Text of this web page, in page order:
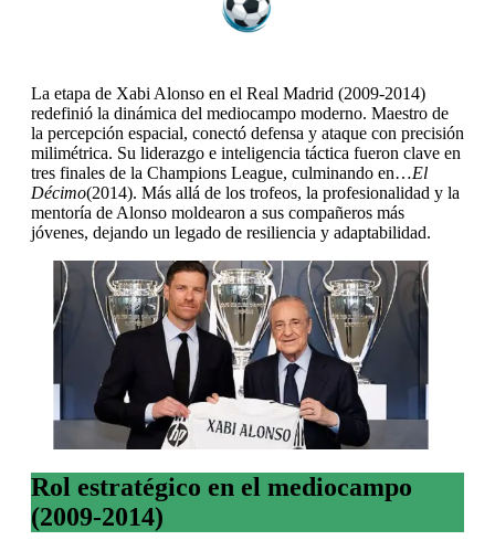
La etapa de Xabi Alonso en el Real Madrid (2009-2014)
redefinió la dinámica del mediocampo moderno. Maestro de
la percepción espacial, conectó defensa y ataque con precisión
milimétrica. Su liderazgo e inteligencia táctica fueron clave en
tres finales de la Champions League, culminando en…El
Décimo(2014). Más allá de los trofeos, la profesionalidad y la
mentoría de Alonso moldearon a sus compañeros más
jóvenes, dejando un legado de resiliencia y adaptabilidad.
Rol estratégico en el mediocampo
(2009-2014)